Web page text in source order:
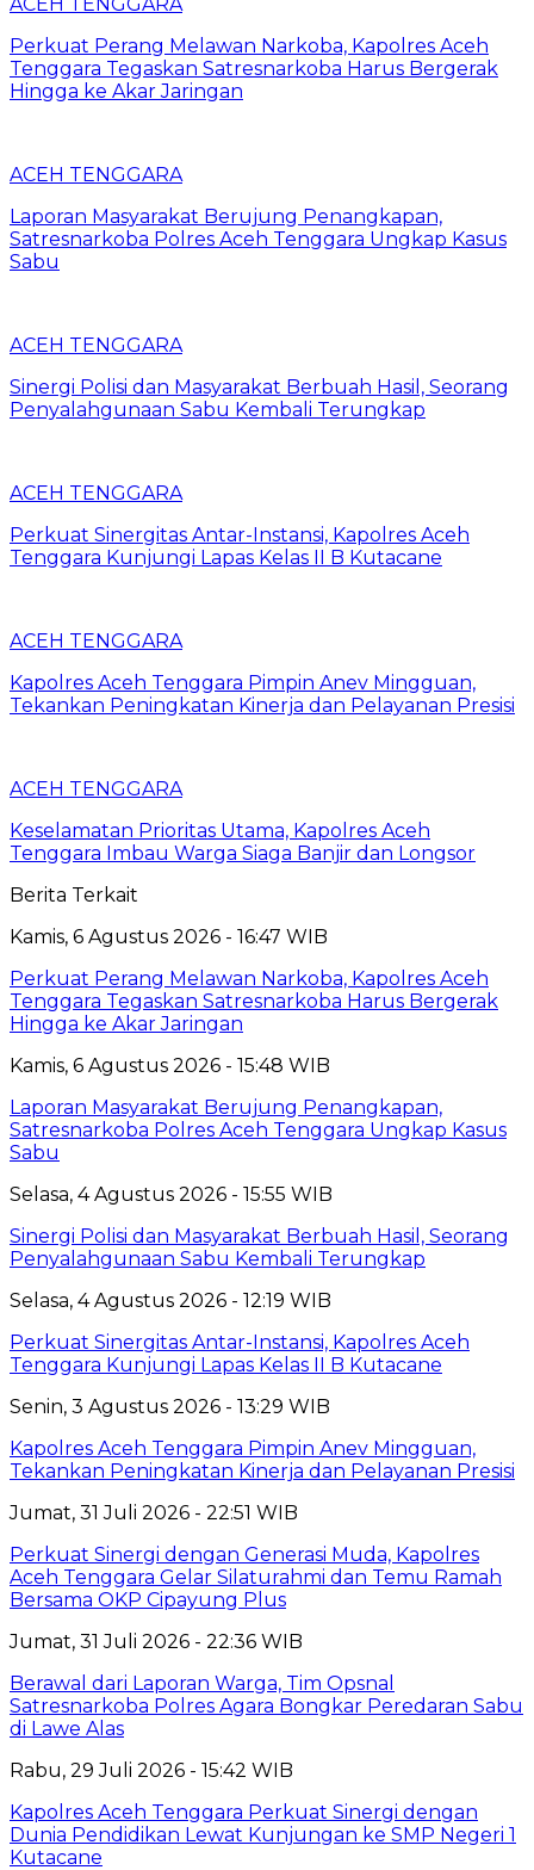
Perkuat Perang Melawan Narkoba, Kapolres Aceh
Tenggara Tegaskan Satresnarkoba Harus Bergerak
Hingga ke Akar Jaringan
ACEH TENGGARA
Laporan Masyarakat Berujung Penangkapan,
Satresnarkoba Polres Aceh Tenggara Ungkap Kasus
Sabu
ACEH TENGGARA
Sinergi Polisi dan Masyarakat Berbuah Hasil, Seorang
Penyalahgunaan Sabu Kembali Terungkap
ACEH TENGGARA
Perkuat Sinergitas Antar-Instansi, Kapolres Aceh
Tenggara Kunjungi Lapas Kelas II B Kutacane
ACEH TENGGARA
Kapolres Aceh Tenggara Pimpin Anev Mingguan,
Tekankan Peningkatan Kinerja dan Pelayanan Presisi
ACEH TENGGARA
Keselamatan Prioritas Utama, Kapolres Aceh
Tenggara Imbau Warga Siaga Banjir dan Longsor
Berita Terkait
Kamis, 6 Agustus 2026 - 16:47 WIB
Perkuat Perang Melawan Narkoba, Kapolres Aceh
Tenggara Tegaskan Satresnarkoba Harus Bergerak
Hingga ke Akar Jaringan
Kamis, 6 Agustus 2026 - 15:48 WIB
Laporan Masyarakat Berujung Penangkapan,
Satresnarkoba Polres Aceh Tenggara Ungkap Kasus
Sabu
Selasa, 4 Agustus 2026 - 15:55 WIB
Sinergi Polisi dan Masyarakat Berbuah Hasil, Seorang
Penyalahgunaan Sabu Kembali Terungkap
Selasa, 4 Agustus 2026 - 12:19 WIB
Perkuat Sinergitas Antar-Instansi, Kapolres Aceh
Tenggara Kunjungi Lapas Kelas II B Kutacane
Senin, 3 Agustus 2026 - 13:29 WIB
Kapolres Aceh Tenggara Pimpin Anev Mingguan,
Tekankan Peningkatan Kinerja dan Pelayanan Presisi
Jumat, 31 Juli 2026 - 22:51 WIB
Perkuat Sinergi dengan Generasi Muda, Kapolres
Aceh Tenggara Gelar Silaturahmi dan Temu Ramah
Bersama OKP Cipayung Plus
Jumat, 31 Juli 2026 - 22:36 WIB
Berawal dari Laporan Warga, Tim Opsnal
Satresnarkoba Polres Agara Bongkar Peredaran Sabu
di Lawe Alas
Rabu, 29 Juli 2026 - 15:42 WIB
Kapolres Aceh Tenggara Perkuat Sinergi dengan
Dunia Pendidikan Lewat Kunjungan ke SMP Negeri 1
Kutacane